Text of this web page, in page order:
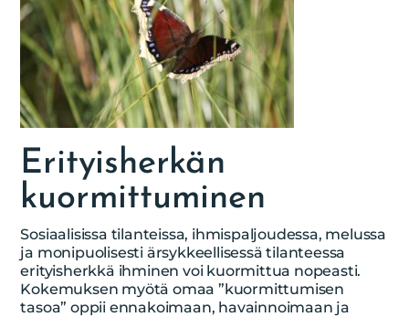
Erityisherkän
kuormittuminen
Sosiaalisissa tilanteissa, ihmispaljoudessa, melussa
ja monipuolisesti ärsykkeellisessä tilanteessa
erityisherkkä ihminen voi kuormittua nopeasti.
Kokemuksen myötä omaa ”kuormittumisen
tasoa” oppii ennakoimaan, havainnoimaan ja